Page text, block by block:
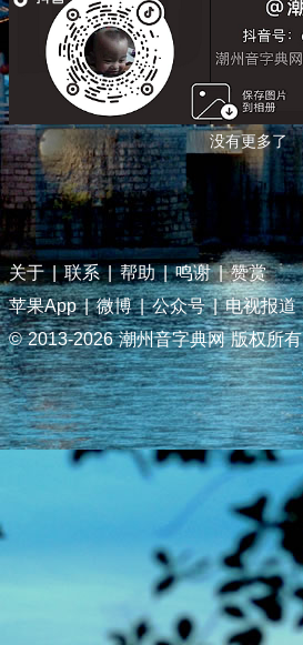
没有更多了
关于 | 联系 | 帮助 | 鸣谢 | 赞赏
苹果App | 微博 | 公众号 | 电视报道
© 2013-2026 潮州音字典网 版权所有